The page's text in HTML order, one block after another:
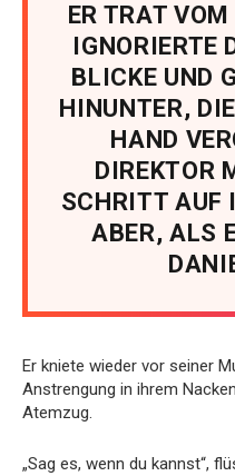
ER TRAT
IGNORIERTE
BLICKE UND
HINUNTER,
HAND
DIREKTOR
SCHRITT AUF
ABER, ALS
Er kniete wieder vor seiner
Anstrengung in ihrem
Atemzug.
„Sag es, wenn du kannst“,